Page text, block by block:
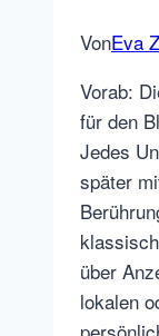
VonEva
Vorab:
für den
Jedes
später
über
lokalen